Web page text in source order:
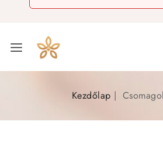
Kezdőlap